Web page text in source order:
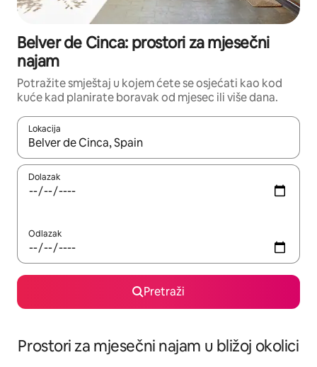
Belver de Cinca: prostori za mjesečni
najam
Potražite smještaj u kojem ćete se osjećati kao kod
kuće kad planirate boravak od mjesec ili više dana.
Lokacija
Kada budu dostupni rezultati, moći ćete ih pregledati
Dolazak
Odlazak
Pretraži
Prostori za mjesečni najam u bližoj okolici